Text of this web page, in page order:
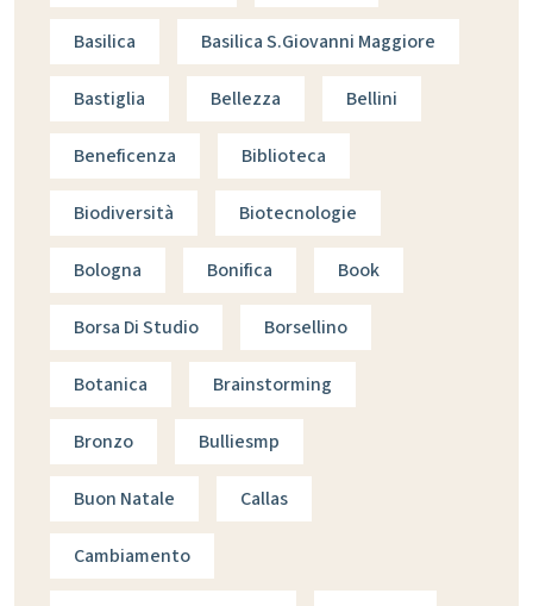
Basilica Basilica S.giovanni Maggiore
Bastiglia Bellezza Bellini
Beneficenza Biblioteca
Biodiversità Biotecnologie
Bologna Bonifica Book
Borsa Di Studio Borsellino
Botanica Brainstorming
Bronzo Bulliesmp
Buon Natale Callas
Cambiamento